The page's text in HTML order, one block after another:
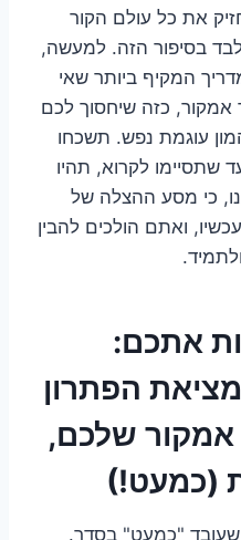
את כל עולם הקור
בסיפור הזה. למעשה,
המקיף ביותר שאי
כזה שיחסוך לכם
עוגמת נפש. תשכחו
שתסיימו לקרוא, תהיו
כי מסע ההצלה של
ואתם הולכים להבין
אתכם:
הפתרון
שלכם,
(כמעט!)
שעובד "כמעט" בסדר.